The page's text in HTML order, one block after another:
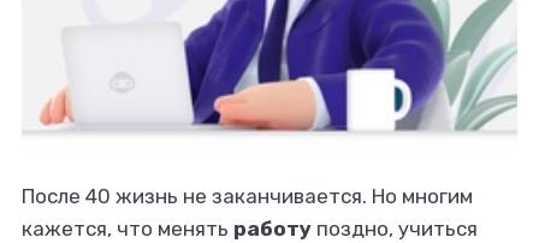
После 40 жизнь не заканчивается. Но многим
кажется, что менять работу поздно, учиться